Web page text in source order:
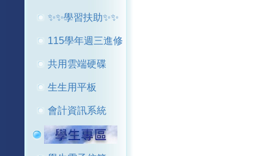
✨✨學習扶助✨✨
115學年週三進修
共用雲端硬碟
生生用平板
會計資訊系統